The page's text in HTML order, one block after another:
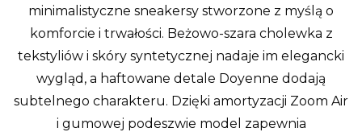
minimalistyczne sneakersy stworzone z myślą o
komforcie i trwałości. Beżowo-szara cholewka z
tekstyliów i skóry syntetycznej nadaje im elegancki
wygląd, a haftowane detale Doyenne dodają
subtelnego charakteru. Dzięki amortyzacji Zoom Air
i gumowej podeszwie model zapewnia